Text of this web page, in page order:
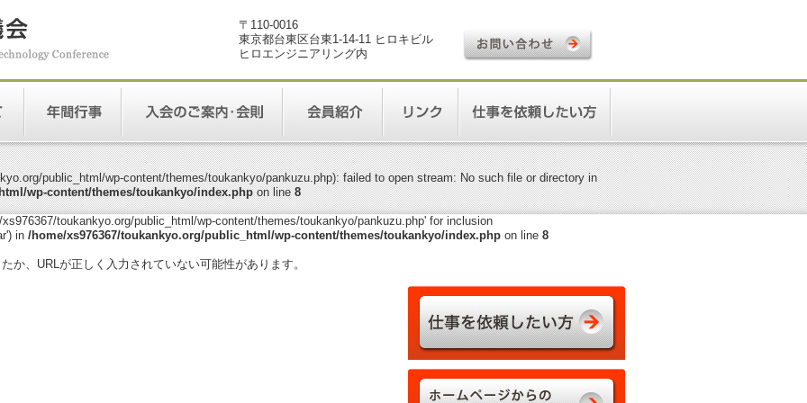
〒110-0016
東京都台東区台東1-14-11 ヒロキビル
ヒロエンジニアリング内
public_html/wp-content/themes/toukankyo/pankuzu.php): failed to open stream: No such file or directory in
wp-content/themes/toukankyo/index.phpon line8
toukankyo.org/public_html/wp-content/themes/toukankyo/pankuzu.php' for inclusion
in /home/xs976367/toukankyo.org/public_html/wp-content/themes/toukankyo/index.phpon line 8
か、URLが正しく入力されていない可能性があります。